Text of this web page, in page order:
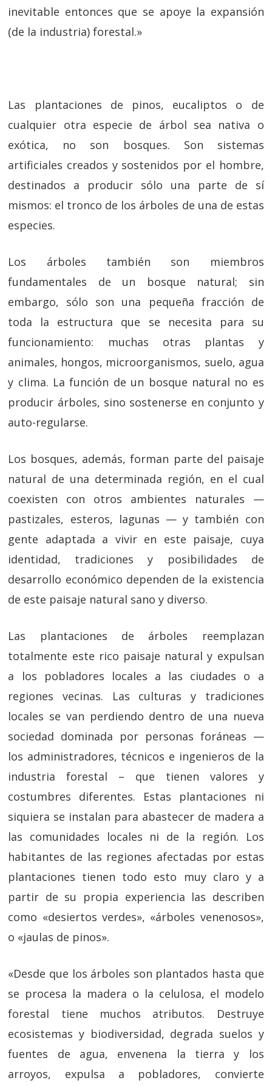
inevitable entonces que se apoye la expansión
(de la industria) forestal.»
Las plantaciones de pinos, eucaliptos o de
cualquier otra especie de árbol sea nativa o
exótica, no son bosques. Son sistemas
artificiales creados y sostenidos por el hombre,
destinados a producir sólo una parte de sí
mismos: el tronco de los árboles de una de estas
especies.
Los árboles también son miembros
fundamentales de un bosque natural; sin
embargo, sólo son una pequeña fracción de
toda la estructura que se necesita para su
funcionamiento: muchas otras plantas y
animales, hongos, microorganismos, suelo, agua
y clima. La función de un bosque natural no es
producir árboles, sino sostenerse en conjunto y
auto-regularse.
Los bosques, además, forman parte del paisaje
natural de una determinada región, en el cual
coexisten con otros ambientes naturales —
pastizales, esteros, lagunas — y también con
gente adaptada a vivir en este paisaje, cuya
identidad, tradiciones y posibilidades de
desarrollo económico dependen de la existencia
de este paisaje natural sano y diverso.
Las plantaciones de árboles reemplazan
totalmente este rico paisaje natural y expulsan
a los pobladores locales a las ciudades o a
regiones vecinas. Las culturas y tradiciones
locales se van perdiendo dentro de una nueva
sociedad dominada por personas foráneas —
los administradores, técnicos e ingenieros de la
industria forestal – que tienen valores y
costumbres diferentes. Estas plantaciones ni
siquiera se instalan para abastecer de madera a
las comunidades locales ni de la región. Los
habitantes de las regiones afectadas por estas
plantaciones tienen todo esto muy claro y a
partir de su propia experiencia las describen
como «desiertos verdes», «árboles venenosos»,
o «jaulas de pinos».
«Desde que los árboles son plantados hasta que
se procesa la madera o la celulosa, el modelo
forestal tiene muchos atributos. Destruye
ecosistemas y biodiversidad, degrada suelos y
fuentes de agua, envenena la tierra y los
arroyos, expulsa a pobladores, convierte